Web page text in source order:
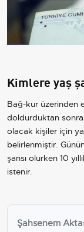
Kimlere yaş
Bağ-kur üzerinden
doldurduktan
olacak kişiler için
belirlenmiştir.
şansı olurken 10
istenir.
Şahsenem